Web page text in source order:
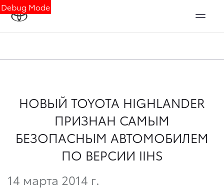
Debug Mode
НОВЫЙ TOYOTA HIGHLANDER
ПРИЗНАН САМЫМ
БЕЗОПАСНЫМ АВТОМОБИЛЕМ
ПО ВЕРСИИ IIHS
14 марта 2014 г.